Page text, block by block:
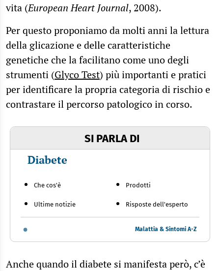
vita (European Heart Journal, 2008).
Per questo proponiamo da molti anni la lettura
della glicazione e delle caratteristiche
genetiche che la facilitano come uno degli
strumenti (Glyco Test) più importanti e pratici
per identificare la propria categoria di rischio e
contrastare il percorso patologico in corso.
SI PARLA DI
Diabete
Che cos'è
Ultime notizie
Prodotti
Risposte dell'esperto
Malattia & Sintomi A-Z
Anche quando il diabete si manifesta però, c’è